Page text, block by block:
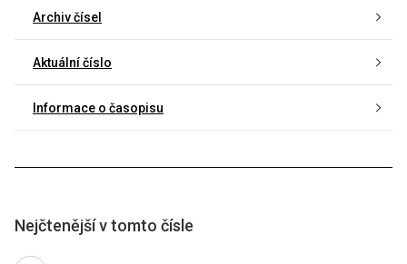
Archiv čísel
Aktuální číslo
Informace o časopisu
Nejčtenější v tomto čísle